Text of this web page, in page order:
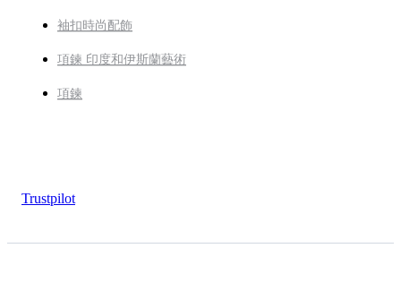
袖扣時尚配飾
項鍊 印度和伊斯蘭藝術
項鍊
Trustpilot